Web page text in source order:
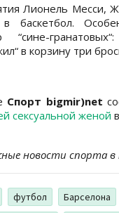
Лионель Месси,
баскетбол.
“сине-
в корзину три
Спорт bigmir)net
сексуальной женой
новости спорта
футбол Барселона